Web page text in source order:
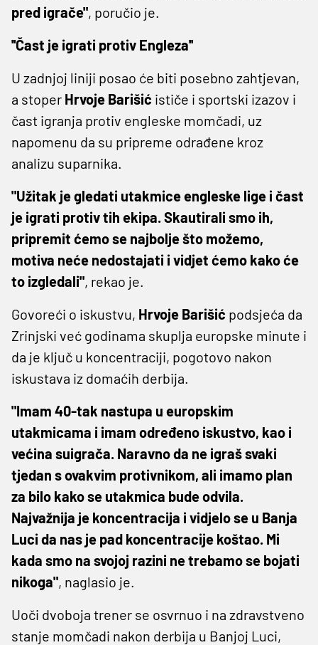
pred igrače", poručio je.
''Čast je igrati protiv Engleza''
U zadnjoj liniji posao će biti posebno zahtjevan,
a stoper Hrvoje Barišić ističe i sportski izazov i
čast igranja protiv engleske momčadi, uz
napomenu da su pripreme odrađene kroz
analizu suparnika.
"Užitak je gledati utakmice engleske lige i čast
je igrati protiv tih ekipa. Skautirali smo ih,
pripremit ćemo se najbolje što možemo,
motiva neće nedostajati i vidjet ćemo kako će
to izgledali", rekao je.
Govoreći o iskustvu, Hrvoje Barišić podsjeća da
Zrinjski već godinama skuplja europske minute i
da je ključ u koncentraciji, pogotovo nakon
iskustava iz domaćih derbija.
"Imam 40-tak nastupa u europskim
utakmicama i imam određeno iskustvo, kao i
većina suigrača. Naravno da ne igraš svaki
tjedan s ovakvim protivnikom, ali imamo plan
za bilo kako se utakmica bude odvila.
Najvažnija je koncentracija i vidjelo se u Banja
Luci da nas je pad koncentracije koštao. Mi
kada smo na svojoj razini ne trebamo se bojati
nikoga", naglasio je.
Uoči dvoboja trener se osvrnuo i na zdravstveno
stanje momčadi nakon derbija u Banjoj Luci,